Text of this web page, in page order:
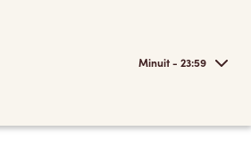
Minuit - 23:59